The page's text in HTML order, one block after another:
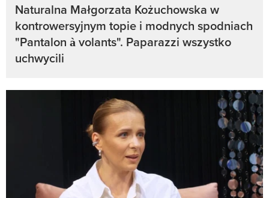
Naturalna Małgorzata Kożuchowska w
kontrowersyjnym topie i modnych spodniach
"Pantalon à volants". Paparazzi wszystko
uchwycili